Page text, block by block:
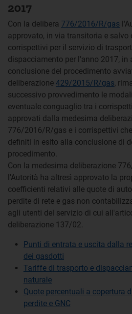
2017
Con la delibera 776/2016/R/gas
approvato, in via transitoria e salvo
corrispettivi per il servizio di
dispacciamento per l'anno 2017, in
conclusione del procedimento
deliberazione 429/2015/R/gas,
successivo provvedimento le
eventuale conguaglio tra i
approvati dalla medesima
776/2016/R/gas e i corrispettivi
definiti in esito alla conclusione di
procedimento.
Con la medesima deliberazione
l'Autorità ha altresì approvato la
coefficienti relativi alle quote di
perdite di rete e gas non
agli utenti del servizio di cui
deliberazione 137/02.
Punti di entrata e uscita dalla
dei gasdotti
Tariffe di trasporto e
naturale
Quote percentuali a copertura
perdite e GNC